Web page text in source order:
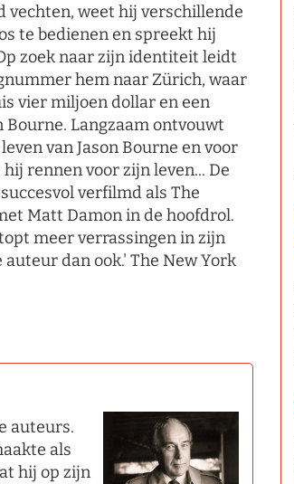
vechten, weet hij verschillende
te bedienen en spreekt hij
zoek naar zijn identiteit leidt
hem naar Zürich, waar
vier miljoen dollar en een
Bourne. Langzaam ontvouwt
van Jason Bourne en voor
rennen voor zijn leven... De
verfilmd als The
Matt Damon in de hoofdrol.
meer verrassingen in zijn
auteur dan ook.' The New York
auteurs.
als
hij op zijn